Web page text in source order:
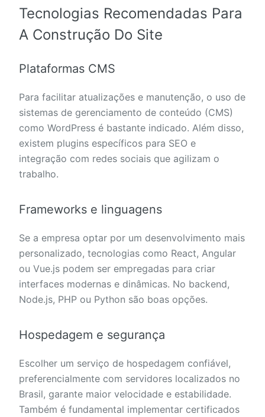
Tecnologias Recomendadas Para
A Construção Do Site
Plataformas CMS
Para facilitar atualizações e manutenção, o uso de
sistemas de gerenciamento de conteúdo (CMS)
como WordPress é bastante indicado. Além disso,
existem plugins específicos para SEO e
integração com redes sociais que agilizam o
trabalho.
Frameworks e linguagens
Se a empresa optar por um desenvolvimento mais
personalizado, tecnologias como React, Angular
ou Vue.js podem ser empregadas para criar
interfaces modernas e dinâmicas. No backend,
Node.js, PHP ou Python são boas opções.
Hospedagem e segurança
Escolher um serviço de hospedagem confiável,
preferencialmente com servidores localizados no
Brasil, garante maior velocidade e estabilidade.
Também é fundamental implementar certificados